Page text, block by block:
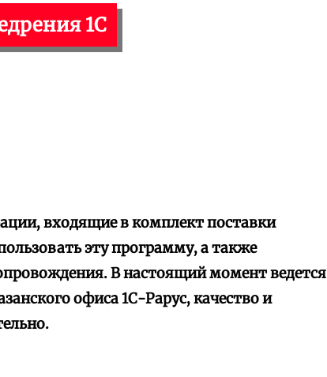
1С
входящие в комплект поставки
эту программу, а также
В настоящий момент ведется
офиса 1С-Рарус, качество и